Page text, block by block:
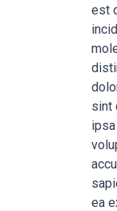
est
sint
ea